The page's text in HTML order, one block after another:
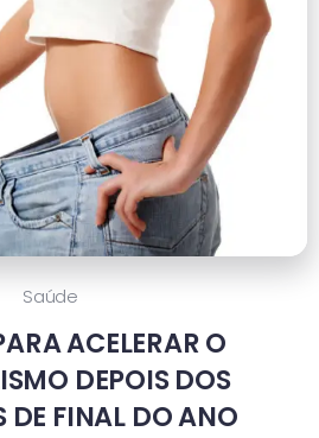
Saúde
ACELERAR O
DEPOIS DOS
DE FINAL DO ANO